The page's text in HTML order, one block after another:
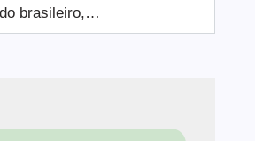
brasileiro,…